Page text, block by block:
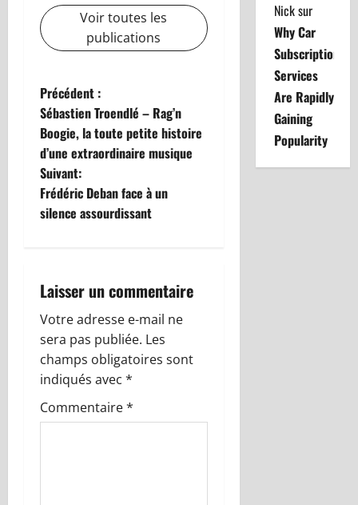
Voir toutes les
publications
N
a
v
i
t
i
o
n
d
Précédent :
Sébastien Troendlé – Rag’n
Boogie, la toute petite histoire
d’une extraordinaire musique
Suivant:
Frédéric Deban face à un
silence assourdissant
Laisser un commentaire
Votre adresse e-mail ne
sera pas publiée. Les
champs obligatoires sont
indiqués avec *
Commentaire*
Nicksur
Why Car
Subscription
Services
Are Rapidly
Gaining
Popularity